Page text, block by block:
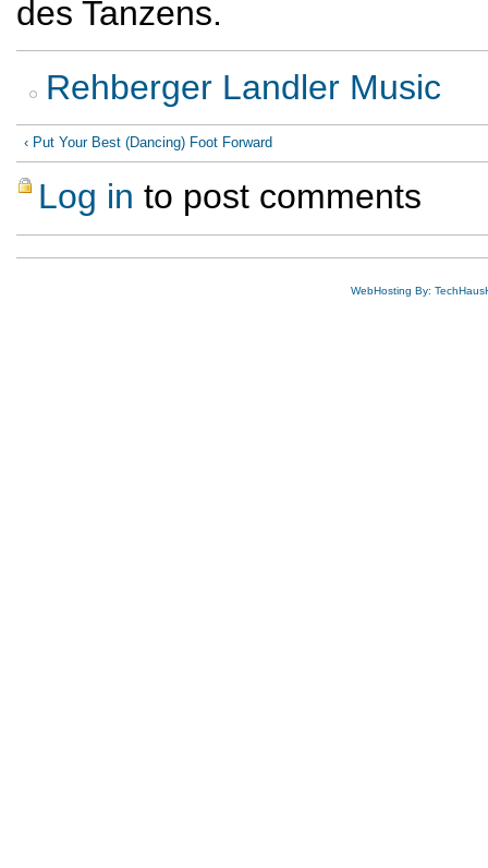
des Tanzens.
Rehberger Landler Music
‹ Put Your Best (Dancing) Foot Forward
Log in to post comments
WebHosting By: